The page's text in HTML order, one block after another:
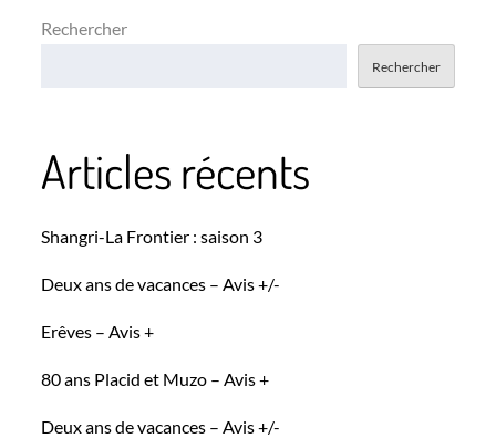
Rechercher
Rechercher
Articles récents
Shangri-La Frontier : saison 3
Deux ans de vacances – Avis +/-
Erêves – Avis +
80 ans Placid et Muzo – Avis +
Deux ans de vacances – Avis +/-